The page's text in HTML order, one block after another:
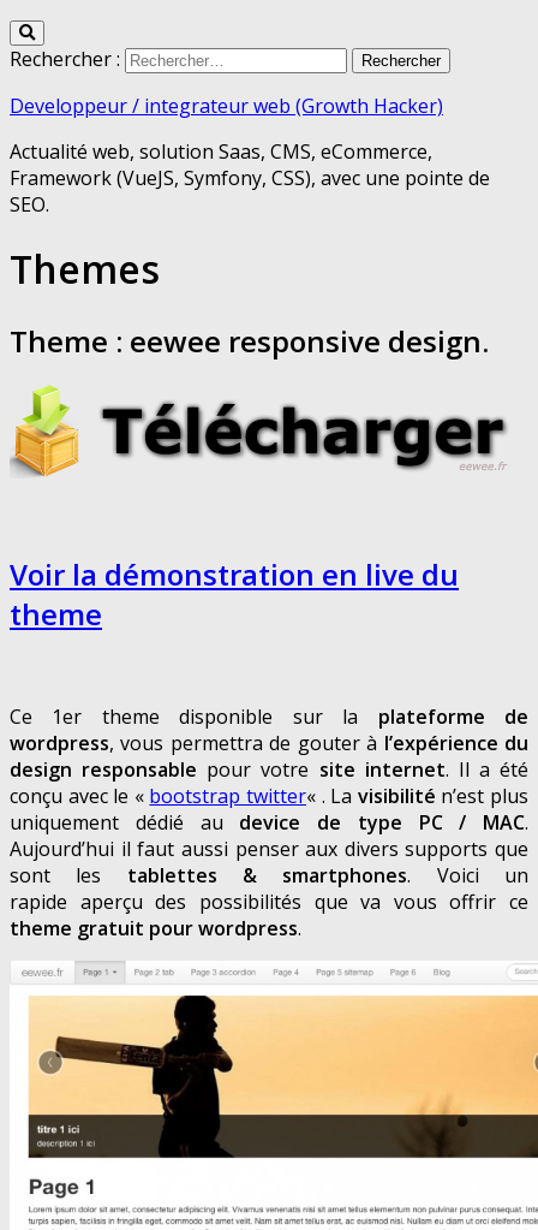
Rechercher :
Developpeur / integrateur web (Growth Hacker)
Actualité web, solution Saas, CMS, eCommerce,
Framework (VueJS, Symfony, CSS), avec une pointe de
SEO.
Themes
Theme : eewee responsive design.
Voir la démonstration en live du
theme
Ce 1er theme disponible sur la plateforme de
wordpress, vous permettra de gouter à l’expérience du
design responsable pour votre site internet. Il a été
conçu avec le « bootstrap twitter« . La visibilité n’est plus
uniquement dédié au device de type PC / MAC.
Aujourd’hui il faut aussi penser aux divers supports que
sont les tablettes & smartphones. Voici un
rapide aperçu des possibilités que va vous offrir ce
theme gratuit pour wordpress.